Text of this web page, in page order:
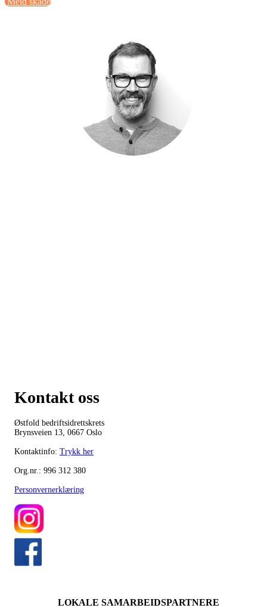
Kontakt oss
Østfold bedriftsidrettskrets
Brynsveien 13, 0667 Oslo
Kontaktinfo: Trykk her
Org.nr.: 996 312 380
Personvernerklæring
LOKALE SAMARBEIDSPARTNERE